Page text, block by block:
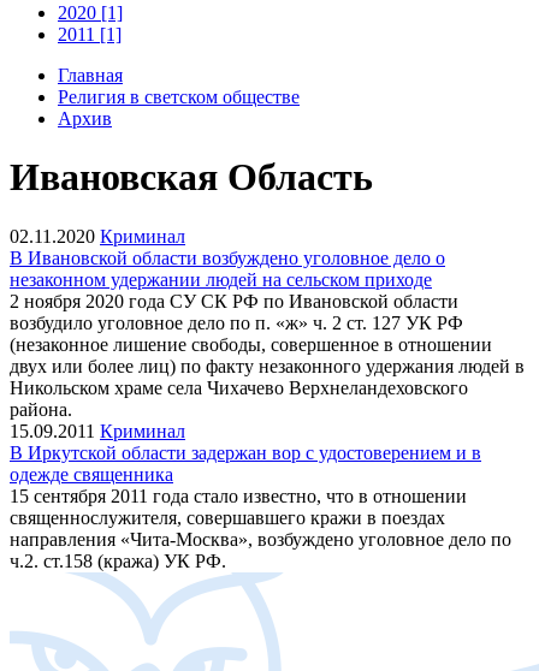
2020 [1]
2011 [1]
Главная
Религия в светском обществе
Архив
Ивановская Область
02.11.2020 Криминал
В Ивановской области возбуждено уголовное дело о
незаконном удержании людей на сельском приходе
2 ноября 2020 года СУ СК РФ по Ивановской области
возбудило уголовное дело по п. «ж» ч. 2 ст. 127 УК РФ
(незаконное лишение свободы, совершенное в отношении
двух или более лиц) по факту незаконного удержания людей в
Никольском храме села Чихачево Верхнеландеховского
района.
15.09.2011 Криминал
В Иркутской области задержан вор с удостоверением и в
одежде священника
15 сентября 2011 года стало известно, что в отношении
священнослужителя, совершавшего кражи в поездах
направления «Чита-Москва», возбуждено уголовное дело по
ч.2. ст.158 (кража) УК РФ.